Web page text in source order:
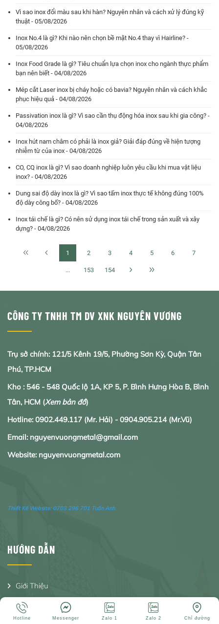
Vì sao inox đổi màu sau khi hàn? Nguyên nhân và cách xử lý đúng kỹ
thuật - 05/08/2026
Inox No.4 là gì? Khi nào nên chọn bề mặt No.4 thay vì Hairline? -
05/08/2026
Inox Food Grade là gì? Tiêu chuẩn lựa chọn inox cho ngành thực phẩm
bạn nên biết - 04/08/2026
Mép cắt Laser inox bị cháy hoặc có bavia? Nguyên nhân và cách khắc
phục hiệu quả - 04/08/2026
Passivation inox là gì? Vì sao cần thụ động hóa inox sau khi gia công? -
04/08/2026
Inox hút nam châm có phải là inox giả? Giải đáp đúng về hiện tượng
nhiễm từ của inox - 04/08/2026
CO, CQ inox là gì? Vì sao doanh nghiệp luôn yêu cầu khi mua vật liệu
inox? - 04/08/2026
Dung sai độ dày inox là gì? Vì sao tấm inox thực tế không đúng 100%
độ dày công bố? - 04/08/2026
Inox tái chế là gì? Có nên sử dụng inox tái chế trong sản xuất và xây
dựng? - 04/08/2026
1 2 3 4 5 6 7
... 153 154
CÔNG TY TNHH TM DV XNK NGUYÊN VƯƠNG
Trụ sở chính: 121/5 Kênh 19/5, Phường Sơn Kỳ, Quận Tân
Phú, TP.HCM
Kho : 546 - 548 Quốc lộ 1A, KP 5, P. Bình Hưng Hòa B, Bình
Tân, HCM (Xem bản đồ)
Hotline: 0902.449.117 (Mr. Hải) - 0904.905.214(Mr.Vũ)
Email: nguyenvuongmetal@gmail.com
Website: nguyenvuongmetal.com
Thiết Kế Website: 0703 296 701 Tuấn Anh
HƯỚNG DẪN
Giới Thiệu
Sản Phẩm
Tin Tức
Hotline Messenger Zalo 1 Zalo 2 Chỉ đường